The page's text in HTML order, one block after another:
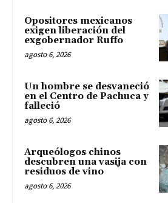
Opositores mexicanos
exigen liberación del
exgobernador Ruffo
agosto 6, 2026
Un hombre se desvaneció
en el Centro de Pachuca y
falleció
agosto 6, 2026
Arqueólogos chinos
descubren una vasija con
residuos de vino
agosto 6, 2026